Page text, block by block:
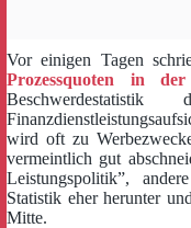
Vor einigen Tagen
Prozessquoten in
wird oft zu
vermeintlich gut
Leistungspolitik”,
Statistik eher herunter
Mitte.